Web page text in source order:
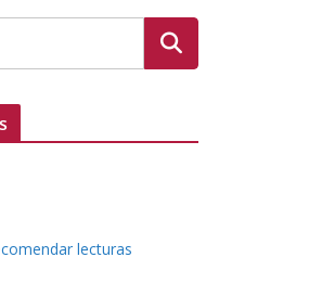
lecturas